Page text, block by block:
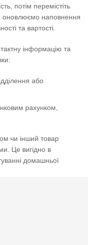
потім перемістіть
оновлюємо наповнення
та вартості.
інформацію та
або
рахунком,
чи інший товар
Це вигідно в
домашньої